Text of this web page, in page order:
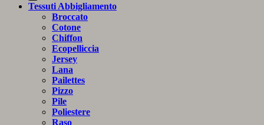
Tessuti Abbigliamento
Broccato
Cotone
Chiffon
Ecopelliccia
Jersey
Lana
Pailettes
Pizzo
Pile
Poliestere
Raso